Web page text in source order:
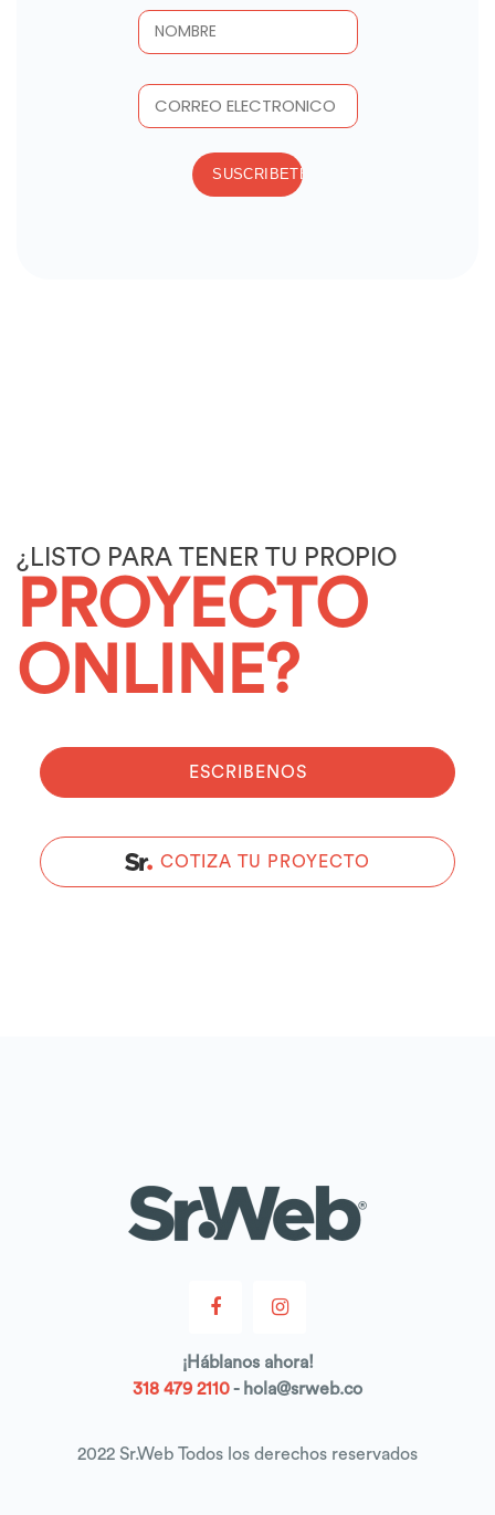
¿LISTO PARA TENER TU PROPIO
PROYECTO
ONLINE?
ESCRIBENOS
COTIZA TU PROYECTO
¡Háblanosahora!
318 479 2110- hola@srweb.co
2022 Sr.Web Todos los derechos reservados